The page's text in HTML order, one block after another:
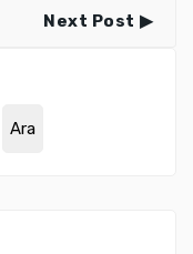
Next Post
Ara